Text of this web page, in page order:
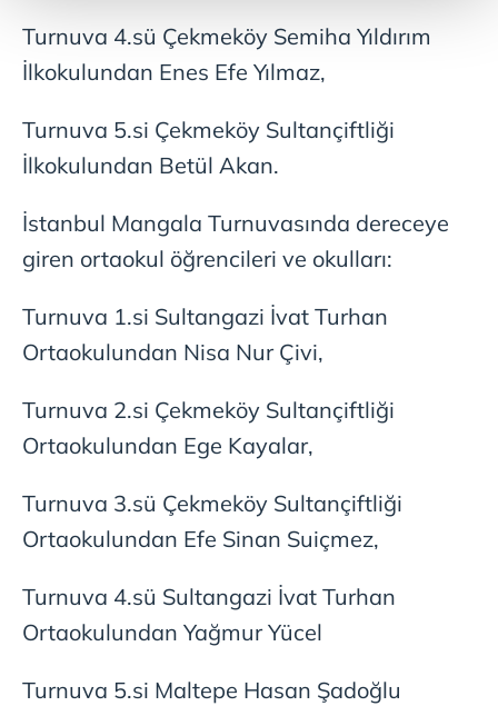
Her halükârda, kullanıcılar, bu çerezlere izin vermedikleri
takdirde, kullanıcılara hedefli reklamlar
Sizlere daha iyi bir hizmet sunabilmek için İnternet
Sitemizde kendimize ve üçüncü kişilere ait çerezler
verileriniz işlenmekte olup gerekli olan çerezler bilgi
toplumu hizmetlerinin sunulması amacıyla
kılınması ve kişiselleştirilmesi ve sizlere yönelik
reklam/pazarlama faaliyetlerinin yapılması, amaçlarıyla
sınırlı olarak açık rızanız dahilinde kullanılacaktır.
Çerezlere ilişkin tercihlerinizi aşağıda yer alan panel
vasıtasıyla belirleyebilirsiniz. Çerezlere ilişkin detaylı bilgi
Metnimizi
ziyaret edebilirsiniz.
6698 sayılı Kişisel Verilerin Korunması Kanunu uyarınca
ilgili mevzuata uygun olarak kullanılan çerezlerle ilgili bilgi
almak için lütfentıklayınız.
Turnuva 4.sü Çekmeköy Semiha Yıldırım
İlkokulundan Enes Efe Yılmaz,
Turnuva 5.si Çekmeköy Sultançiftliği
İlkokulundan Betül Akan.
İstanbul Mangala Turnuvasında dereceye
giren ortaokul öğrencileri ve okulları:
Turnuva 1.si Sultangazi İvat Turhan
Ortaokulundan Nisa Nur Çivi,
Turnuva 2.si Çekmeköy Sultançiftliği
Ortaokulundan Ege Kayalar,
Turnuva 3.sü Çekmeköy Sultançiftliği
Ortaokulundan Efe Sinan Suiçmez,
Turnuva 4.sü Sultangazi İvat Turhan
Ortaokulundan Yağmur Yücel
Turnuva 5.si Maltepe Hasan Şadoğlu